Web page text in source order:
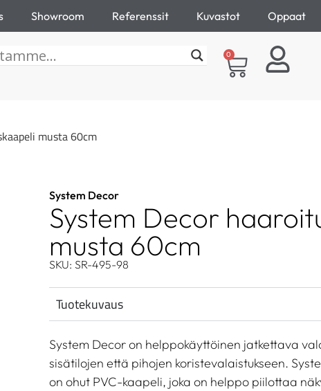
Showroom Referenssit Kuvastot Oppaat
0
musta 60cm
System Decor
System Decor
musta 60cm
SKU: SR-495-98
Tuotekuvaus
System Decor on helppokäyttöinen jatkettava
sisätilojen että pihojen koristevalaistukseen.
on ohut PVC-kaapeli, joka on helppo piilottaa